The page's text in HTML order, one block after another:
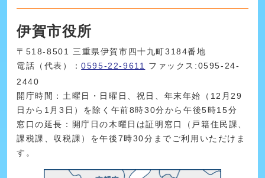
伊賀市役所
〒518-8501 三重県伊賀市四十九町3184番地
電話（代表）：0595-22-9611
ファックス:0595-24-
2440
開庁時間：土曜日・日曜日、祝日、年末年始（12月29
日から1月3日）を除く午前8時30分から午後5時15分
窓口の延長：開庁日の木曜日は証明窓口（戸籍住民課、
課税課、収税課）を午後7時30分までご利用いただけま
す。